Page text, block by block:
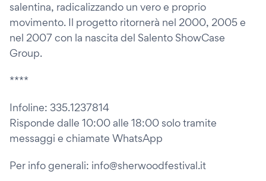
salentina, radicalizzando un vero e proprio
movimento. Il progetto ritornerà nel 2000, 2005 e
nel 2007 con la nascita del Salento ShowCase
Group.
****
Infoline: 335.1237814
Risponde dalle 10:00 alle 18:00 solo tramite
messaggi e chiamate WhatsApp
Per info generali: info@sherwoodfestival.it